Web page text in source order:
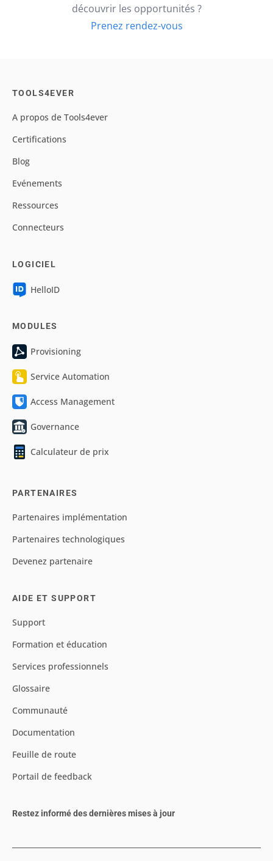
découvrir les opportunités ?
Prenez rendez-vous
TOOLS4EVER
A propos de Tools4ever
Certifications
Blog
Evénements
Ressources
Connecteurs
LOGICIEL
HelloID
MODULES
Provisioning
Service Automation
Access Management
Governance
Calculateur de prix
PARTENAIRES
Partenaires implémentation
Partenaires technologiques
Devenez partenaire
AIDE ET SUPPORT
Support
Formation et éducation
Services professionnels
Glossaire
Communauté
Documentation
Feuille de route
Portail de feedback
Restez informé des dernières mises à jour